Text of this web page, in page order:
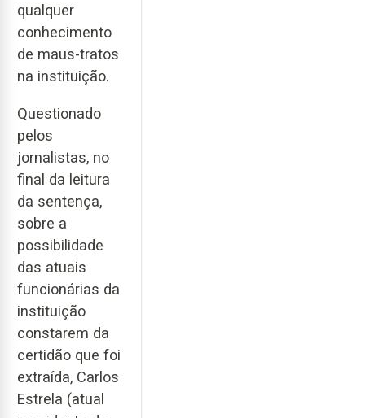
qualquer
conhecimento
de maus-tratos
na instituição.
Questionado
pelos
jornalistas, no
final da leitura
da sentença,
sobre a
possibilidade
das atuais
funcionárias da
instituição
constarem da
certidão que foi
extraída, Carlos
Estrela (atual